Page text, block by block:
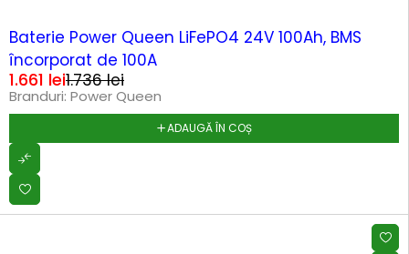
Baterie Power Queen LiFePO4 24V 100Ah, BMS
încorporat de 100A
1.736lei
1.661 lei
Branduri: Power Queen
ADAUGĂ ÎN COȘ